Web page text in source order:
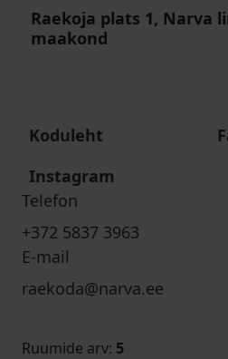
Raekoja plats 1, Narva
maakond
Koduleht
Instagram
Telefon
+372 5837 3963
E-mail
raekoda@narva.ee
Ruumide arv: 5